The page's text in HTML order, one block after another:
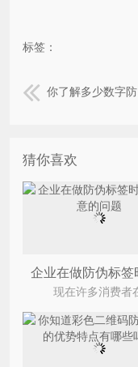
标签：
你了解多少数字防伪标签？
猜你喜欢